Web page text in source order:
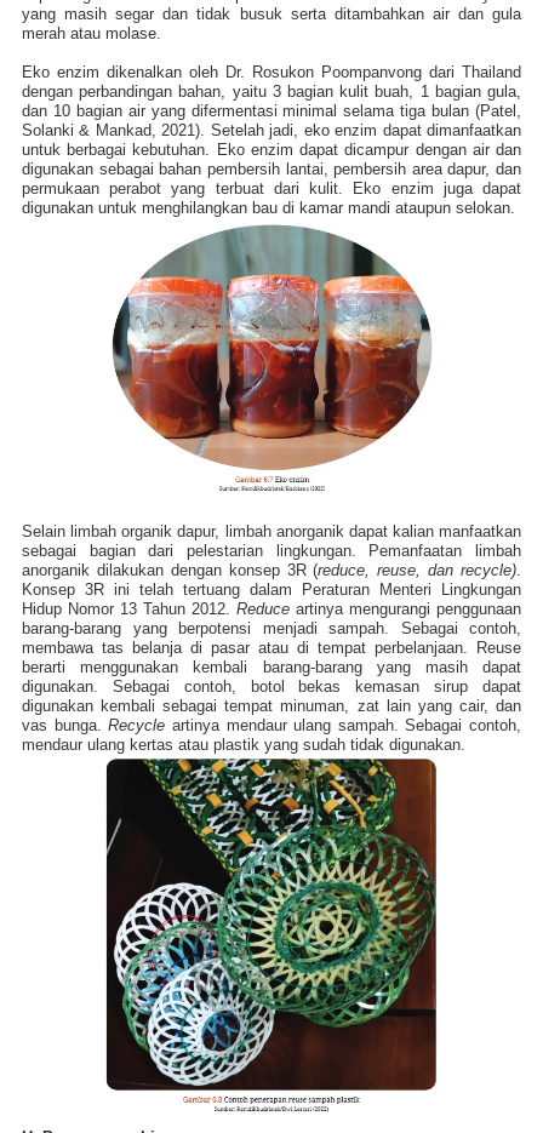
yang masih segar dan tidak busuk serta ditambahkan air dan gula
merah atau molase.
Eko enzim dikenalkan oleh Dr. Rosukon Poompanvong dari Thailand
dengan perbandingan bahan, yaitu 3 bagian kulit buah, 1 bagian gula,
dan 10 bagian air yang difermentasi minimal selama tiga bulan (Patel,
Solanki & Mankad, 2021). Setelah jadi, eko enzim dapat dimanfaatkan
untuk berbagai kebutuhan. Eko enzim dapat dicampur dengan air dan
digunakan sebagai bahan pembersih lantai, pembersih area dapur, dan
permukaan perabot yang terbuat dari kulit. Eko enzim juga dapat
digunakan untuk menghilangkan bau di kamar mandi ataupun selokan.
Selain limbah organik dapur, limbah anorganik dapat kalian manfaatkan
sebagai bagian dari pelestarian lingkungan. Pemanfaatan limbah
anorganik dilakukan dengan konsep 3R (reduce, reuse, dan recycle).
Konsep 3R ini telah tertuang dalam Peraturan Menteri Lingkungan
Hidup Nomor 13 Tahun 2012. Reduce artinya mengurangi penggunaan
barang-barang yang berpotensi menjadi sampah. Sebagai contoh,
membawa tas belanja di pasar atau di tempat perbelanjaan. Reuse
berarti menggunakan kembali barang-barang yang masih dapat
digunakan. Sebagai contoh, botol bekas kemasan sirup dapat
digunakan kembali sebagai tempat minuman, zat lain yang cair, dan
vas bunga.Recycle artinya mendaur ulang sampah. Sebagai contoh,
mendaur ulang kertas atau plastik yang sudah tidak digunakan.